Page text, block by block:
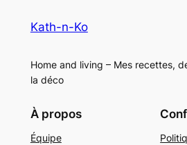
Kath-n-Ko
Home and living – Mes recettes,
la déco
À propos
Équipe